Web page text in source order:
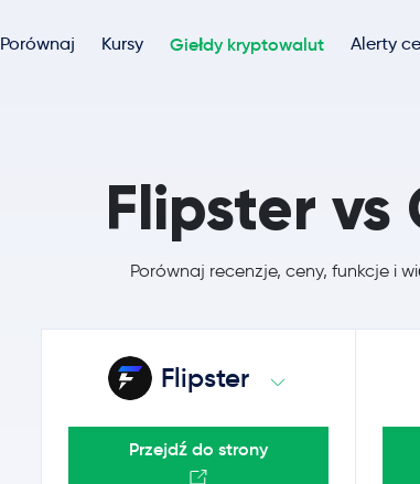
Porównaj Kursy Giełdy kryptowalut Alerty
Flipster vs
Porównaj recenzje, ceny, funkcje i
Flipster
Przejdź do strony